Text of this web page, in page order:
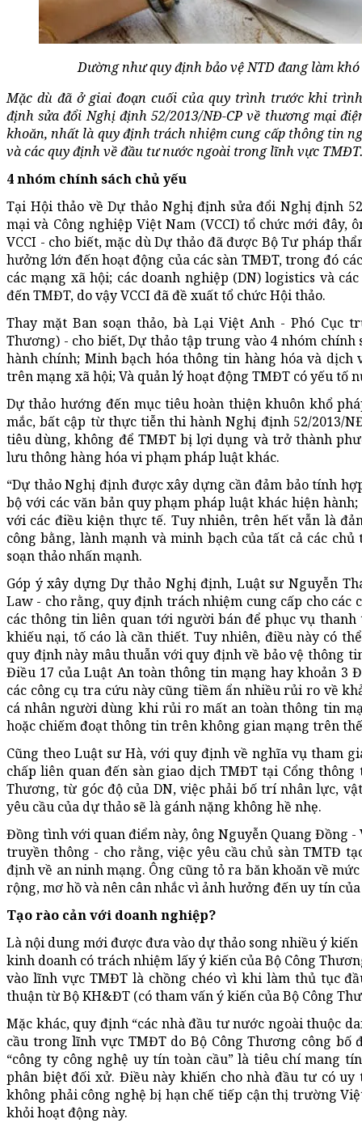
Dường như quy định bảo vệ NTD đang làm
Mặc dù đã ở giai đoạn cuối của quy trình trước khi
định sửa đổi Nghị định 52/2013/NĐ-CP về thương mại
khoăn, nhất là quy định trách nhiệm cung cấp thông tin
và các quy định về đầu tư nước ngoài trong lĩnh vực
4 nhóm chính sách chủ yếu
Tại Hội thảo về Dự thảo Nghị định sửa đổi Nghị định
mại và Công nghiệp Việt Nam (VCCI) tổ chức mới đây,
VCCI - cho biết, mặc dù Dự thảo đã được Bộ Tư pháp
hưởng lớn đến hoạt động của các sàn TMĐT, trong đó
các mạng xã hội; các doanh nghiệp (DN) logistics và
đến TMĐT, do vậy VCCI đã đề xuất tổ chức Hội thảo.
Thay mặt Ban soạn thảo, bà Lại Việt Anh - Phó Cục
Thương) - cho biết, Dự thảo tập trung vào 4 nhóm
hành chính; Minh bạch hóa thông tin hàng hóa và
trên mạng xã hội; Và quản lý hoạt động TMĐT có yếu tố
Dự thảo hướng đến mục tiêu hoàn thiện khuôn khổ
mắc, bất cập từ thực tiễn thi hành Nghị định 52/2013/
tiêu dùng, không để TMĐT bị lợi dụng và trở thành
lưu thông hàng hóa vi phạm pháp luật khác.
“Dự thảo Nghị định được xây dựng cần đảm bảo tính
bộ với các văn bản quy phạm pháp luật khác hiện
với các điều kiện thực tế. Tuy nhiên, trên hết vẫn là
công bằng, lành mạnh và minh bạch của tất cả các
soạn thảo nhấn mạnh.
Góp ý xây dựng Dự thảo Nghị định, Luật sư Nguyễn
Law - cho rằng, quy định trách nhiệm cung cấp cho các
các thông tin liên quan tới người bán để phục vụ
khiếu nại, tố cáo là cần thiết. Tuy nhiên, điều này có
quy định này mâu thuẫn với quy định về bảo vệ thông
Điều 17 của Luật An toàn thông tin mạng hay khoản 3
các công cụ tra cứu này cũng tiềm ẩn nhiều rủi ro về
cá nhân người dùng khi rủi ro mất an toàn thông tin
hoặc chiếm đoạt thông tin trên không gian mạng trên
Cũng theo Luật sư Hà, với quy định về nghĩa vụ tham
chấp liên quan đến sàn giao dịch TMĐT tại Cổng
Thương, từ góc độ của DN, việc phải bố trí nhân lực,
yêu cầu của dự thảo sẽ là gánh nặng không hề nhẹ.
Đồng tình với quan điểm này, ông Nguyễn Quang Đồng
truyền thông - cho rằng, việc yêu cầu chủ sàn TMTĐ
định về an ninh mạng. Ông cũng tỏ ra băn khoăn về
rộng, mơ hồ và nên cân nhắc vì ảnh hưởng đến uy tín
Tạo rào cản với doanh nghiệp?
Là nội dung mới được đưa vào dự thảo song nhiều ý
kinh doanh có trách nhiệm lấy ý kiến của Bộ Công
vào lĩnh vực TMĐT là chồng chéo vì khi làm thủ tục
thuận từ Bộ KH&ĐT (có tham vấn ý kiến của Bộ Công
Mặc khác, quy định “các nhà đầu tư nước ngoài thuộc
cầu trong lĩnh vực TMĐT do Bộ Công Thương công bố
“công ty công nghệ uy tín toàn cầu” là tiêu chí mang
phân biệt đối xử. Điều này khiến cho nhà đầu tư có
không phải công nghệ bị hạn chế tiếp cận thị trường
khỏi hoạt động này.